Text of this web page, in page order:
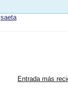
saeta
Entrada más